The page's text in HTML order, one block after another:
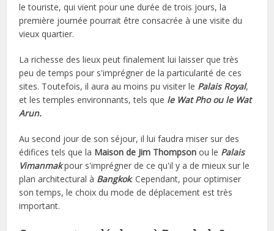
le touriste, qui vient pour une durée de trois jours, la
première journée pourrait être consacrée à une visite du
vieux quartier.
La richesse des lieux peut finalement lui laisser que très
peu de temps pour s'imprégner de la particularité de ces
sites. Toutefois, il aura au moins pu visiter le Palais Royal,
et les temples environnants, tels que le Wat Pho ou le Wat
Arun.
Au second jour de son séjour, il lui faudra miser sur des
édifices tels que la Maison de Jim Thompson ou le Palais
Vimanmakpour s'imprégner de ce qu'il y a de mieux sur le
plan architectural à Bangkok. Cependant, pour optimiser
son temps, le choix du mode de déplacement est très
important.